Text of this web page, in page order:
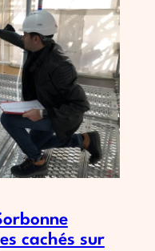
cachés sur